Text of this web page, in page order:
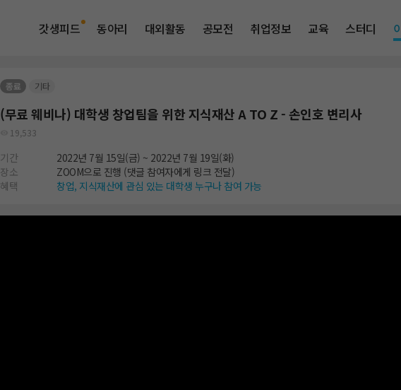
갓생피드 동아리 대외활동 공모전 취업정보 교육 스터디
종료 기타
(무료 웨비나) 대학생 창업팀을 위한 지식재산 A TO Z - 손인호 변리사
19,533
기간 2022년 7월 15일(금) ~ 2022년 7월 19일(화)
장소
ZOOM으로 진행 (댓글 참여자에게 링크 전달)
혜택
창업, 지식재산에 관심 있는 대학생 누구나 참여 가능